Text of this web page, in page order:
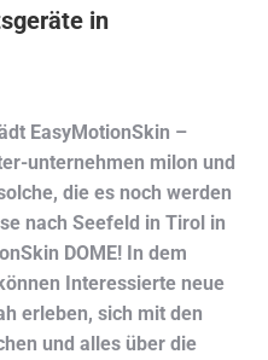
in
EasyMotionSkin –
unternehmen milon und
die es noch werden
nach Seefeld in Tirol in
DOME! In dem
Interessierte neue
erleben, sich mit den
und alles über die